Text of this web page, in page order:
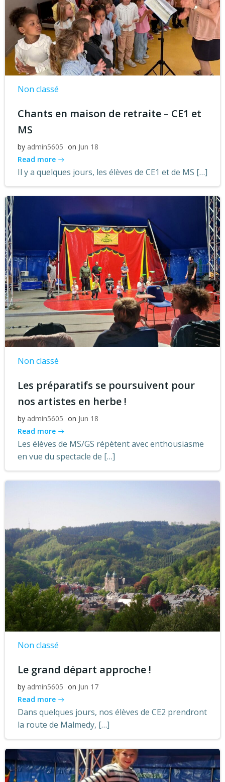
Non classé
Chants en maison de retraite – CE1 et
MS
by admin5605 on Jun 18
Read more
Il y a quelques jours, les élèves de CE1 et de MS […]
Non classé
Les préparatifs se poursuivent pour
nos artistes en herbe !
by admin5605 on Jun 18
Read more
Les élèves de MS/GS répètent avec enthousiasme
en vue du spectacle de […]
Non classé
Le grand départ approche !
by admin5605 on Jun 17
Read more
Dans quelques jours, nos élèves de CE2 prendront
la route de Malmedy, […]